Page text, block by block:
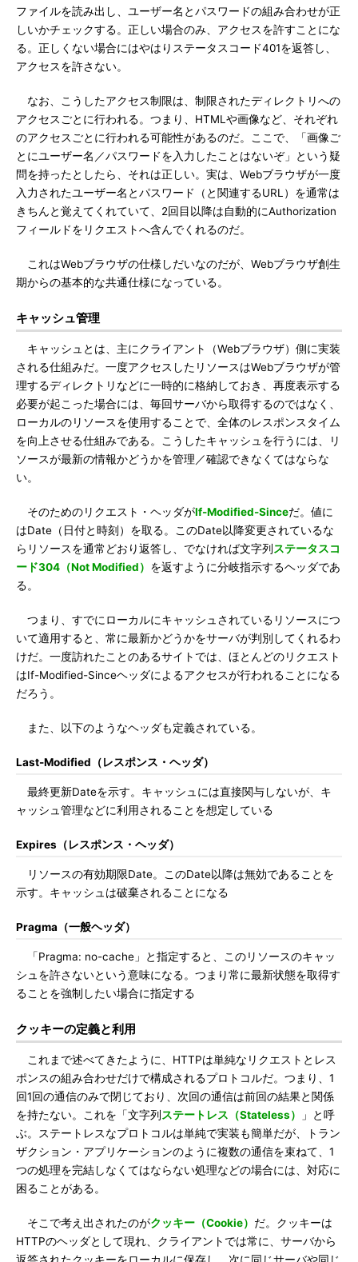
ファイルを読み出し、ユーザー名とパスワードの組み合わせが正
しいかチェックする。正しい場合のみ、アクセスを許すことにな
る。正しくない場合にはやはりステータスコード401を返答し、
アクセスを許さない。
なお、こうしたアクセス制限は、制限されたディレクトリへの
アクセスごとに行われる。つまり、HTMLや画像など、それぞれ
のアクセスごとに行われる可能性があるのだ。ここで、「画像ご
とにユーザー名／パスワードを入力したことはないぞ」という疑
問を持ったとしたら、それは正しい。実は、Webブラウザが一度
入力されたユーザー名とパスワード（と関連するURL）を通常は
きちんと覚えてくれていて、2回目以降は自動的にAuthorization
フィールドをリクエストへ含んでくれるのだ。
これはWebブラウザの仕様しだいなのだが、Webブラウザ創生
期からの基本的な共通仕様になっている。
キャッシュ管理
キャッシュとは、主にクライアント（Webブラウザ）側に実装
される仕組みだ。一度アクセスしたリソースはWebブラウザが管
理するディレクトリなどに一時的に格納しておき、再度表示する
必要が起こった場合には、毎回サーバから取得するのではなく、
ローカルのリソースを使用することで、全体のレスポンスタイム
を向上させる仕組みである。こうしたキャッシュを行うには、リ
ソースが最新の情報かどうかを管理／確認できなくてはならな
い。
そのためのリクエスト・ヘッダがIf-Modified-Sinceだ。値に
はDate（日付と時刻）を取る。このDate以降変更されているな
らリソースを通常どおり返答し、でなければ文字列 ステータスコ
ード304（Not Modified） を返すように分岐指示するヘッダであ
る。
つまり、すでにローカルにキャッシュされているリソースにつ
いて適用すると、常に最新かどうかをサーバが判別してくれるわ
けだ。一度訪れたことのあるサイトでは、ほとんどのリクエスト
はIf-Modified-Sinceヘッダによるアクセスが行われることになる
だろう。
また、以下のようなヘッダも定義されている。
Last-Modified（レスポンス・ヘッダ）
最終更新Dateを示す。キャッシュには直接関与しないが、キ
ャッシュ管理などに利用されることを想定している
Expires（レスポンス・ヘッダ）
リソースの有効期限Date。このDate以降は無効であることを
示す。キャッシュは破棄されることになる
Pragma（一般ヘッダ）
「Pragma: no-cache」と指定すると、このリソースのキャッ
シュを許さないという意味になる。つまり常に最新状態を取得す
ることを強制したい場合に指定する
クッキーの定義と利用
これまで述べてきたように、HTTPは単純なリクエストとレス
ポンスの組み合わせだけで構成されるプロトコルだ。つまり、1
回1回の通信のみで閉じており、次回の通信は前回の結果と関係
を持たない。これを「文字列 ステートレス（Stateless）
」と呼
ぶ。ステートレスなプロトコルは単純で実装も簡単だが、トラン
ザクション・アプリケーションのように複数の通信を束ねて、1
つの処理を完結しなくてはならない処理などの場合には、対応に
困ることがある。
そこで考え出されたのがクッキー（Cookie） だ。クッキーは
HTTPのヘッダとして現れ、クライアントでは常に、サーバから